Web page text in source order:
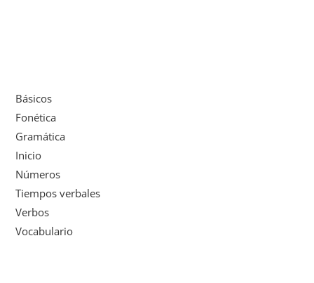
Básicos
Fonética
Gramática
Inicio
Números
Tiempos verbales
Verbos
Vocabulario